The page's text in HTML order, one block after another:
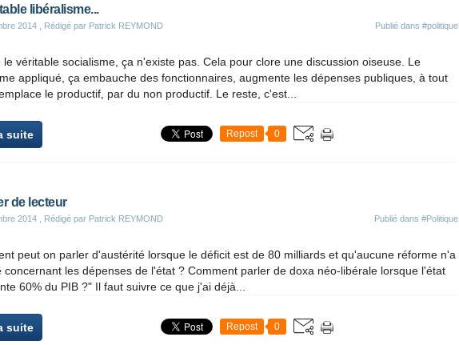
libéralisme...
2014 , Rédigé par Patrick REYMOND Publié dans #politique
le véritable socialisme, ça n'existe pas. Cela pour clore une discussion oiseuse. Le
appliqué, ça embauche des fonctionnaires, augmente les dépenses publiques, à tout
le productif, par du non productif. Le reste, c'est...
suite Repost 0
de lecteur
2014 , Rédigé par Patrick REYMOND Publié dans #Politique
peut on parler d'austérité lorsque le déficit est de 80 milliards et qu'aucune réforme n'a
concernant les dépenses de l'état ? Comment parler de doxa néo-libérale lorsque l'état
60% du PIB ?" Il faut suivre ce que j'ai déjà...
suite Repost 0